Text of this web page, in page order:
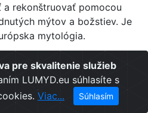
rekonštruovať pomocou
mýtov a božstiev. Je
mytológia.
zo Včeliniec“, môžeme
spoločné črty
pre skvalitenie služieb
LUMYD.eu súhlasíte s
Viac... Súhlasím